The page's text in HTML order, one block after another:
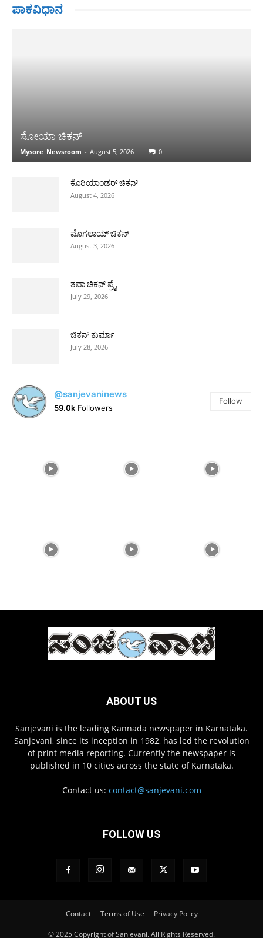
ಪಾಕವಿಧಾನ
ಸೋಯಾ ಚಿಕನ್
Mysore_Newsroom - August 5, 2026 0
ಕೊರಿಯಾಂಡರ್ ಚಿಕನ್
August 4, 2026
ಮೊಗಲಾಯ್ ಚಿಕನ್
August 3, 2026
ತವಾ ಚಿಕನ್ ಪ್ರೈ
July 29, 2026
ಚಿಕನ್ ಕುರ್ಮಾ
July 28, 2026
@sanjevaninews
59.0k Followers
Follow
ABOUT US
Sanjevani is the leading Kannada newspaper in Karnataka.
Sanjevani, since its inception in 1982, has led the revolution
of print media reporting. Currently the newspaper is
published in 10 cities across the state of Karnataka.
Contact us: contact@sanjevani.com
FOLLOW US
Contact Terms of Use Privacy Policy
© 2025 Copyright of Sanjevani. All Rights Reserved.